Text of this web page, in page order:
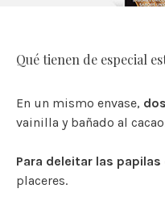
Qué tienen de especial
En un mismo envase,
vainilla y bañado al
Para deleitar las
placeres.